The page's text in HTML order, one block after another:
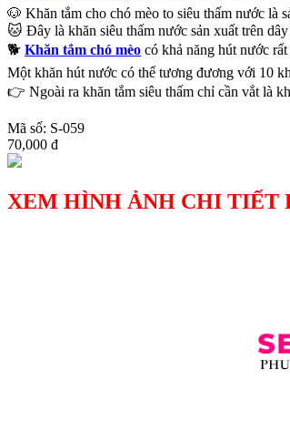
🐶 Khăn tắm cho chó mèo to siêu thấm nước là
🐱 Đây là khăn siêu thấm nước sản xuất trên
🐕 Khăn tắm chó mèo có khả năng hút nước
Một khăn hút nước có thể tương đương với 10
👉 Ngoài ra khăn tắm siêu thấm chỉ cần vắt là
Mã số: S-059
70,000 đ
XEM HÌNH ẢNH CHI TIẾT